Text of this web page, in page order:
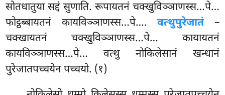
सोतधातुया सद्दं सुणाति. रूपायतनं चक्खुविञ्ञाणस्स…पे…
फोट्ठब्बायतनं कायविञ्ञाणस्स…पे….वत्थुपुरेजातं–
चक्खायतनं चक्खुविञ्ञाणस्स…पे… कायायतनं
कायविञ्ञाणस्स…पे… वत्थु नोकिलेसानं खन्धानं
पुरेजातपच्चयेन पच्चयो. (१)